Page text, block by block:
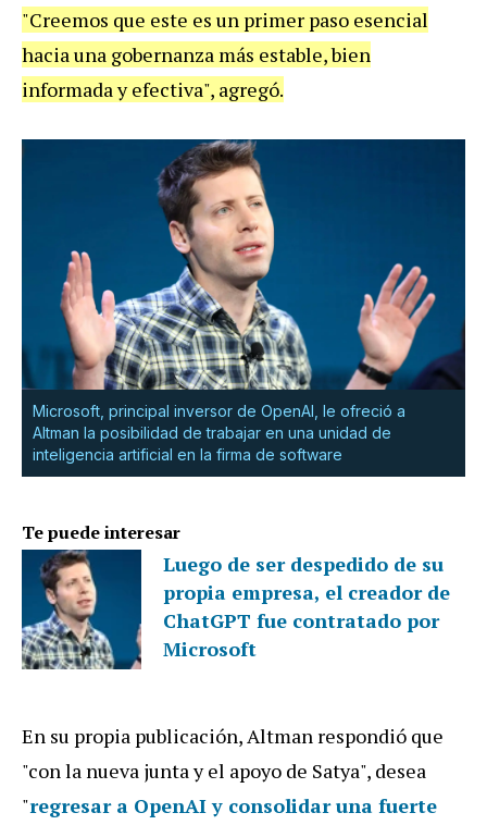
"Creemos que este es un primer paso esencial
hacia una gobernanza más estable, bien
informada y efectiva", agregó.
Microsoft, principal inversor de OpenAI, le ofreció a
Altman la posibilidad de trabajar en una unidad de
inteligencia artificial en la firma de software
Te puede interesar
Luego de ser despedido de su
propia empresa, el creador de
ChatGPT fue contratado por
Microsoft
En su propia publicación, Altman respondió que
"con la nueva junta y el apoyo de Satya", desea
"regresar a OpenAI y consolidar una fuerte